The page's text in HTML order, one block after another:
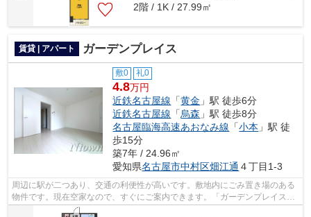
2階 / 1K / 27.99㎡
賃貸 | アパート ガーデンプレイス
敷0 礼0
4.8万円
近鉄名古屋線 「黄金 」駅 徒歩6分
近鉄名古屋線 「烏森 」駅 徒歩8分
名古屋臨海高速あおなみ線 「小本 」駅 徒
歩15分
築7年 / 24.96㎡
愛知県名古屋市中村区畑江通 ４丁目1-3
周辺に駅が二つあり、交通の利便性が高いです。敷地内にごみ置き場のある
物件です。現在空家なので、すぐにご案内できます。「ガーデンプレイス」
の物件情報をお探しならお気軽にお問...